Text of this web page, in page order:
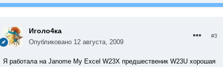
Иголо4ка
Опубликовано 12 августа, 2009
#3
Я работала на Janome My Excel W23Х предшественик W23U хорошая